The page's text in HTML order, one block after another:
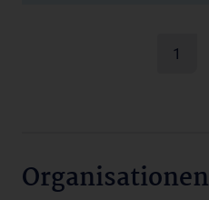
1
Organisationen